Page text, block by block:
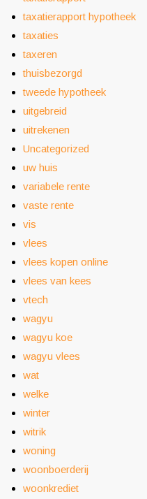
taxatierapport hypotheek
taxaties
taxeren
thuisbezorgd
tweede hypotheek
uitgebreid
uitrekenen
Uncategorized
uw huis
variabele rente
vaste rente
vis
vlees
vlees kopen online
vlees van kees
vtech
wagyu
wagyu koe
wagyu vlees
wat
welke
winter
witrik
woning
woonboerderij
woonkrediet